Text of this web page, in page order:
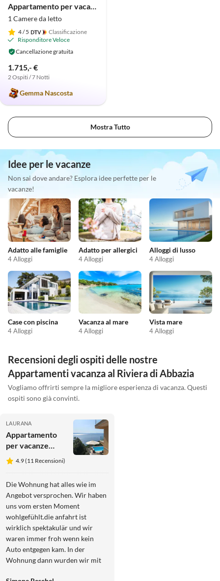
Appartamento per vacanze Losinj
1 Camere da letto
4/ 5
Classificazione
Risponditore Veloce
Cancellazione gratuita
1.715,- €
2 Ospiti / 7 Notti
Gemma Nascosta
Mostra Tutto
Idee per le vacanze
Non sai dove andare? Esplora idee perfette per le
vacanze!
Adatto alle famiglie
4 Alloggi
Adatto per allergici
4 Alloggi
Alloggi di lusso
4 Alloggi
Case con piscina
4 Alloggi
Vacanza al mare
4 Alloggi
Vista mare
4 Alloggi
Recensioni degli ospiti delle nostre
Appartamenti vacanza al Riviera di Abbazia
Vogliamo offrirti sempre la migliore esperienza di vacanza. Questi
ospiti sono già convinti.
LAURANA
Appartamento
per vacanze
Losinj4.9 (11 Recensioni)
Die Wohnung hat alles wie im
Angebot versprochen. Wir haben
uns vom ersten Moment
wohlgefühlt.die anfahrt ist
wirklich spektakulär und wir
waren immer froh wenn kein
Auto entgegen kam. In der
Wohnung dann wurden wir mit